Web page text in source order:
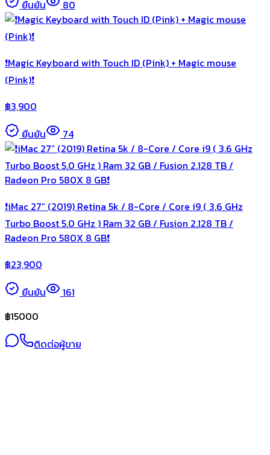
ยืนยัน 80
❗️Magic Keyboard with Touch ID (Pink) + Magic mouse
(Pink)❗️
฿3,900
ยืนยัน
74
❗️iMac 27” (2019) Retina 5k / 8-Core / Core i9 ( 3.6 GHz
Turbo Boost 5.0 GHz ) Ram 32 GB / Fusion 2.128 TB /
Radeon Pro 580X 8 GB❗️
฿23,900
ยืนยัน
161
฿15000
ติดต่อผู้ขาย